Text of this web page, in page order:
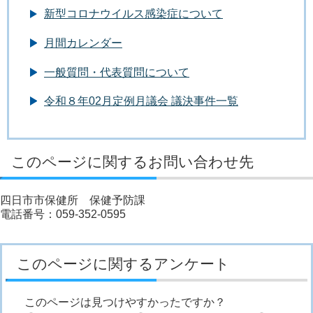
新型コロナウイルス感染症について
月間カレンダー
一般質問・代表質問について
令和８年02月定例月議会 議決事件一覧
このページに関するお問い合わせ先
四日市市保健所 保健予防課
電話番号：059-352-0595
このページに関するアンケート
このページは見つけやすかったですか？